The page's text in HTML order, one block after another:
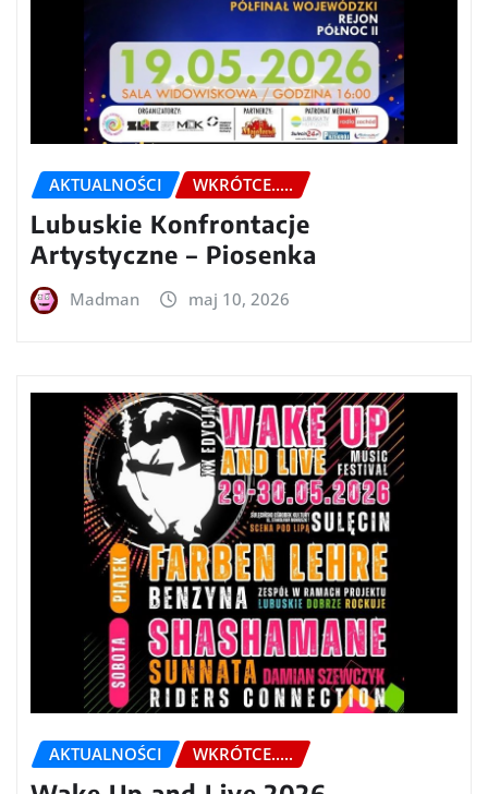
AKTUALNOŚCI WKRÓTCE.....
Lubuskie Konfrontacje
Artystyczne – Piosenka
Madman maj 10, 2026
AKTUALNOŚCI WKRÓTCE.....